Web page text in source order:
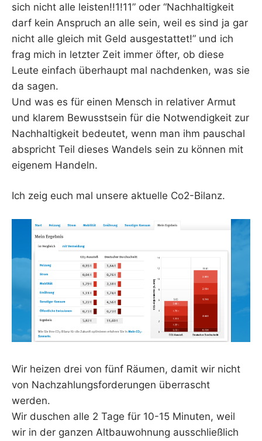
sich nicht alle leisten!!1!11” oder “Nachhaltigkeit
darf kein Anspruch an alle sein, weil es sind ja gar
nicht alle gleich mit Geld ausgestattet!” und ich
frag mich in letzter Zeit immer öfter, ob diese
Leute einfach überhaupt mal nachdenken, was sie
da sagen.
Und was es für einen Mensch in relativer Armut
und klarem Bewusstsein für die Notwendigkeit zur
Nachhaltigkeit bedeutet, wenn man ihm pauschal
abspricht Teil dieses Wandels sein zu können mit
eigenem Handeln.
Ich zeig euch mal unsere aktuelle Co2-Bilanz.
Wir heizen drei von fünf Räumen, damit wir nicht
von Nachzahlungsforderungen überrascht
werden.
Wir duschen alle 2 Tage für 10-15 Minuten, weil
wir in der ganzen Altbauwohnung ausschließlich